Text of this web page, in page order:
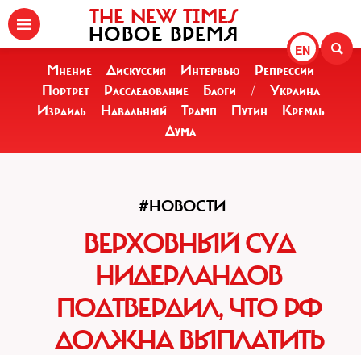
EN
THE NEW TIMES
НОВОЕ ВРЕМЯ
Мнение Дискуссия Интервью
Репрессии
Портрет
Расследование Блоги /
Украина
Израиль
Навальный Трамп Путин
Кремль
Дума
#НОВОСТИ
ВЕРХОВНЫЙ СУД
НИДЕРЛАНДОВ
ПОДТВЕРДИЛ, ЧТО РФ
ДОЛЖНА ВЫПЛАТИТЬ